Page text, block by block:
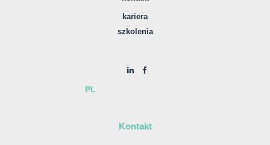
kariera
szkolenia
PL
Kontakt